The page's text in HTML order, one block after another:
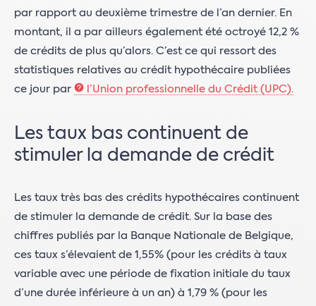
par rapport au deuxième trimestre de l’an dernier. En
montant, il a par ailleurs également été octroyé 12,2 %
de crédits de plus qu’alors. C’est ce qui ressort des
statistiques relatives au crédit hypothécaire publiées
ce jour par
l’Union professionnelle du Crédit (UPC).
Les taux bas continuent de
stimuler la demande de crédit
Les taux très bas des crédits hypothécaires continuent
de stimuler la demande de crédit. Sur la base des
chiffres publiés par la Banque Nationale de Belgique,
ces taux s’élevaient de 1,55% (pour les crédits à taux
variable avec une période de fixation initiale du taux
d’une durée inférieure à un an) à 1,79 % (pour les